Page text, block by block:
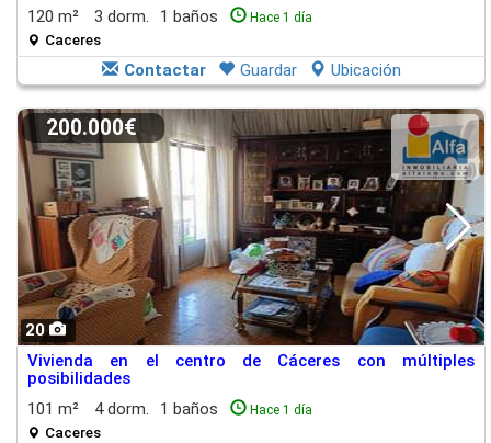
120 m² 3 dorm. 1 baños Hace 1 día
Caceres
Contactar Guardar Ubicación
20
200.000€
Vivienda en el centro de Cáceres con múltiples
posibilidades
101 m²
4 dorm. 1 baños Hace 1 día
Caceres